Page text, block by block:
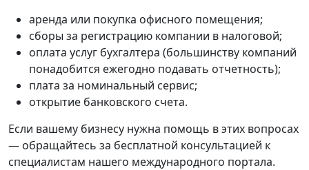
аренда или покупка офисного помещения;
сборы за регистрацию компании в налоговой;
оплата услуг бухгалтера (большинству компаний
понадобится ежегодно подавать отчетность);
плата за номинальный сервис;
открытие банковского счета.
Если вашему бизнесу нужна помощь в этих вопросах
— обращайтесь за бесплатной консультацией к
специалистам нашего международного портала.